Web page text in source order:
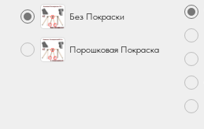
Без Покраски
Порошковая Покраска